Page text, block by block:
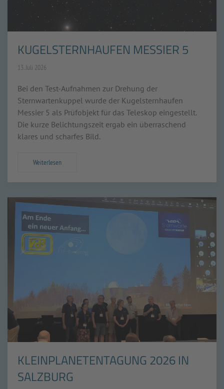
KUGELSTERNHAUFEN MESSIER 5
13. Juli 2026
Bei den Test-Aufnahmen zur Drehung der
Sternwartenkuppel wurde der Kugelsternhaufen
Messier 5 als Prüfobjekt für das Teleskop eingestellt.
Die kurze Belichtungszeit ergab ein überraschend
klares und scharfes Bild.
Weiterlesen
KLEINPLANETENTAGUNG 2026 IN
SALZBURG